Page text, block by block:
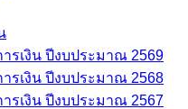
ารเงิน ปีงบประมาณ 2569
ารเงิน ปีงบประมาณ 2568
ารเงิน ปีงบประมาณ 2567